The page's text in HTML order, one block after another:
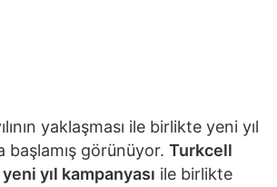
yaklaşması ile birlikte yeni yıl
başlamış görünüyor. Turkcell
yıl kampanyası ile birlikte